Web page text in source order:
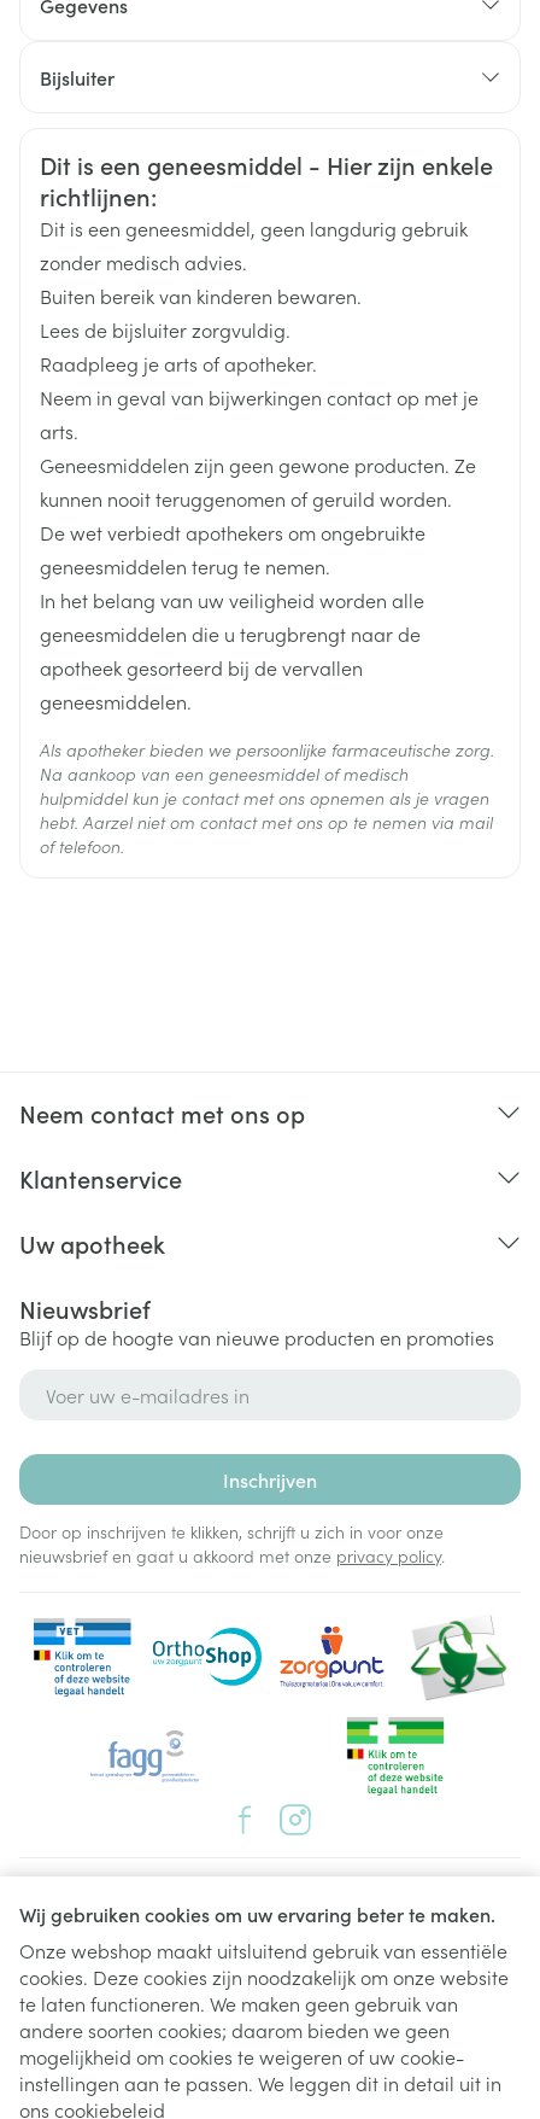
Wij gebruiken cookies om uw ervaring beter te maken.
Onze webshop maakt uitsluitend gebruik van essentiële
cookies. Deze cookies zijn noodzakelijk om onze website
te laten functioneren. We maken geen gebruik van
andere soorten cookies; daarom bieden we geen
mogelijkheid om cookies te weigeren of uw cookie-
instellingen aan te passen. We leggen dit in detail uit in
ons cookiebeleid
ketoconazol, itraconazol;
bepaalde macrolide antibiotica zoals erytromycine,
claritromycine, troleandomycine;
barbituraten, fenobarbital, fenylbutazon, fenytoïne,
diltiazem;
aminoglutethimide;
(ethinylestradiol/norethindrone);
tacrolimus).
aan insuline of andere bloedsuikerverlagende
Patiënten met een verhoogde bloeddruk.
Patiënten met gemoedsstoornissen.
Patiënten met een herpes simplex of zona ter
hoogte van het oog, vanwege een risico op
perforatie van het hoornvlies.
Op de blisterverpakking bevindt zich de plaats van
elke tablet met de naam van de dag waarop u ze
Zoek de dag waarop u de behandeling begint in de
eerste of tweede rij. Duw de overeenkomstige tablet
uit de verpakking en neem ze in om 8 uur 's
morgens.
Druk op de volgende tabletten in de richting van de
pijl. Na de vierde rij te hebben opgebruikt, keert u
eventueel terug naar de eerste en de tweede rij om
de resterende tabletten in te nemen.
Merken
Breedte 45 mm
Lengte
Diepte 60 mm
Bijsluiter
Duits
Frans Frans
Veiligheidsinformatie
Dit is een geneesmiddel - Hier zijn enkele
richtlijnen:
Dit is een geneesmiddel, geen langdurig gebruik
zonder medisch advies.
Buiten bereik van kinderen bewaren.
Lees de bijsluiter zorgvuldig.
Raadpleeg je arts of apotheker.
Neem in geval van bijwerkingen contact op met je
arts.
Geneesmiddelen zijn geen gewone producten. Ze
kunnen nooit teruggenomen of geruild worden.
De wet verbiedt apothekers om ongebruikte
geneesmiddelen terug te nemen.
In het belang van uw veiligheid worden alle
geneesmiddelen die u terugbrengt naar de
apotheek gesorteerd bij de vervallen
geneesmiddelen.
Als apotheker bieden we persoonlijke farmaceutische zorg.
Na aankoop van een geneesmiddel of medisch
hulpmiddel kun je contact met ons opnemen als je vragen
hebt. Aarzel niet om contact met ons op te nemen via mail
of telefoon.
Neem contact met ons op
Klantenservice
Uw apotheek
Nieuwsbrief
Blijf op de hoogte van nieuwe producten en promoties
Inschrijven
Door op inschrijven te klikken, schrijft u zich in voor onze
nieuwsbrief en gaat u akkoord met onze privacy policy.
Juridische links